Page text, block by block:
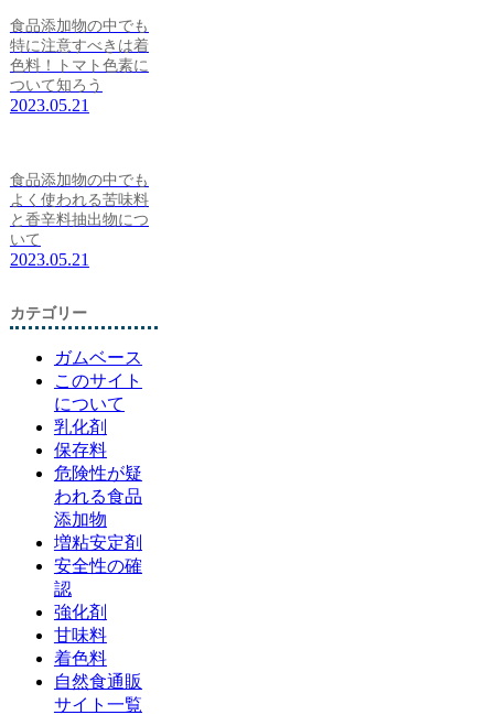
食品添加物の中でも
特に注意すべきは着
色料！トマト色素に
ついて知ろう
2023.05.21
食品添加物の中でも
よく使われる苦味料
と香辛料抽出物につ
いて
2023.05.21
カテゴリー
ガムベース
このサイト
について
乳化剤
保存料
危険性が疑
われる食品
添加物
増粘安定剤
安全性の確
認
強化剤
甘味料
着色料
自然食通販
サイト一覧